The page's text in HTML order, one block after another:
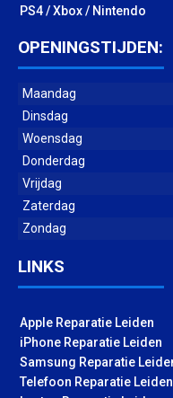
PS4 / Xbox / Nintendo
OPENINGSTIJDEN:
Maandag
Dinsdag
Woensdag
Donderdag
Vrijdag
Zaterdag
Zondag
LINKS
Apple Reparatie Leiden
iPhone Reparatie Leiden
Samsung Reparatie
Telefoon Reparatie Leiden